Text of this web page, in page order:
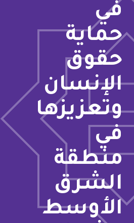
في
حماية
حقوق
الإنسان
وتعزيزها
في
منطقة
الشرق
الأوسط